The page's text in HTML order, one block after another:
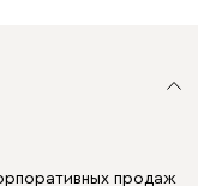
продаж